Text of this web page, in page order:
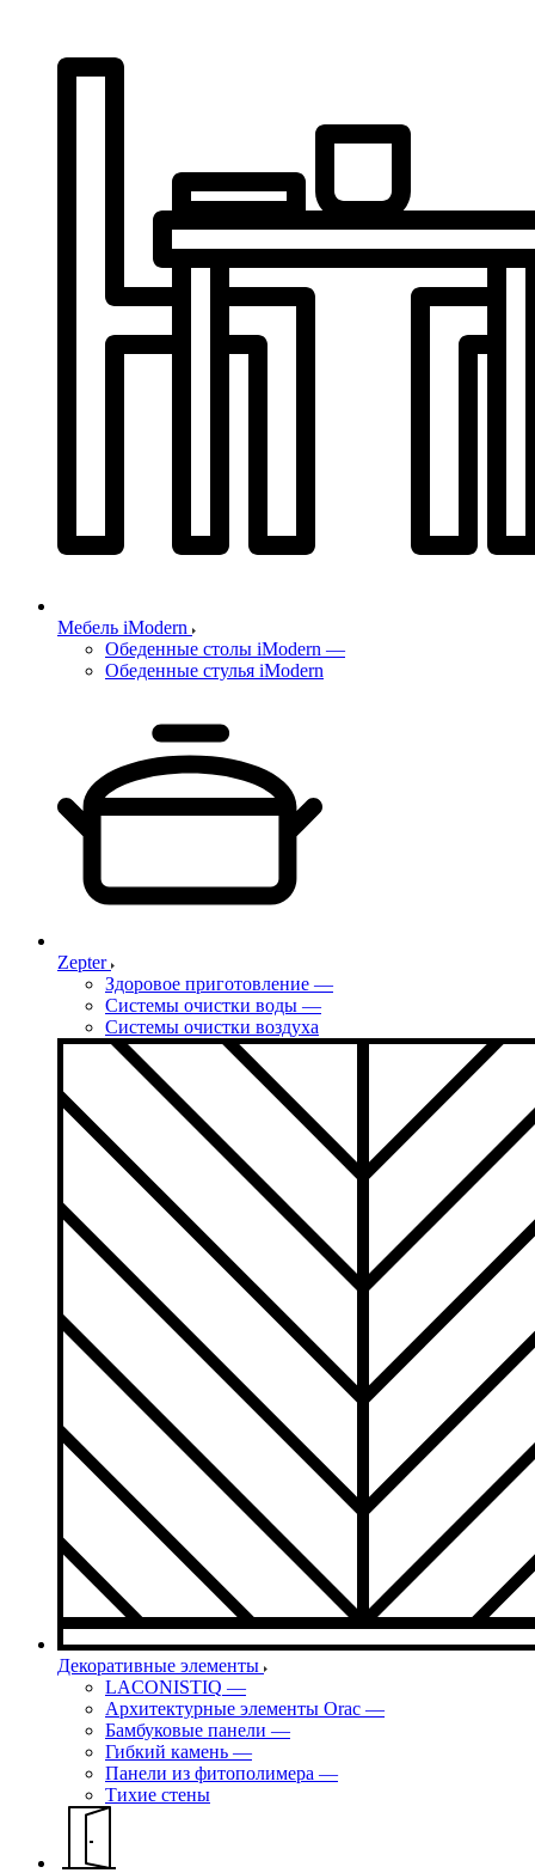
Мебель iModern
Обеденные столы iModern —
Обеденные стулья iModern
Zepter
Здоровое приготовление —
Системы очистки воды —
Системы очистки воздуха
Декоративные элементы
LACONISTIQ —
Архитектурные элементы Orac —
Бамбуковые панели —
Гибкий камень —
Панели из фитополимера —
Тихие стены